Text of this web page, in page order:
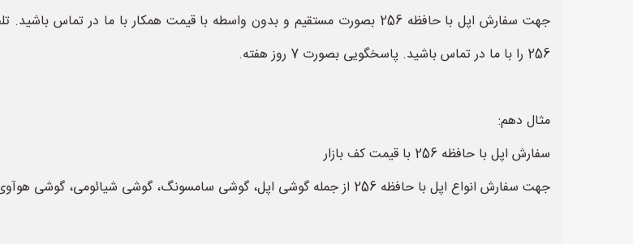
جهت سفارش اپل با حافظه 256 بصورت مستقیم و بدون واسطه با قیمت همکار با ما
256 را با ما در تماس باشید. پاسخگویی بصورت 7 روز هفته.
مثال دهم:
سفارش اپل با حافظه 256 با قیمت کف بازار
جهت سفارش انواع اپل با حافظه 256 از جمله گوشی اپل، گوشی سامسونگ، گوشی شیائومی، گوشی هوآوی،گوشی پوکو و غیره فقط یک تماس کافی است. تلفن سفارش ...